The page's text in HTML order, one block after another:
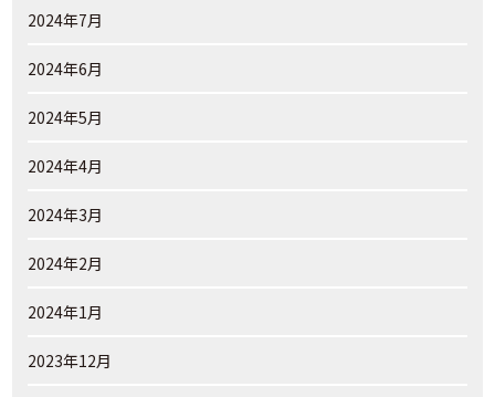
2024年7月
2024年6月
2024年5月
2024年4月
2024年3月
2024年2月
2024年1月
2023年12月